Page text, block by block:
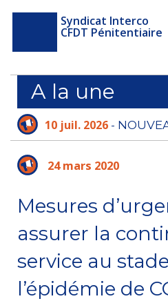
Syndicat Interco
CFDT Pénitentiaire
A la une
10 juil. 2026 -
L'ADMINISTRATION
LE TEMPS D'ATTENDRE
24 mars 2020
Mesures
assurer la
service au
l’épidémie de